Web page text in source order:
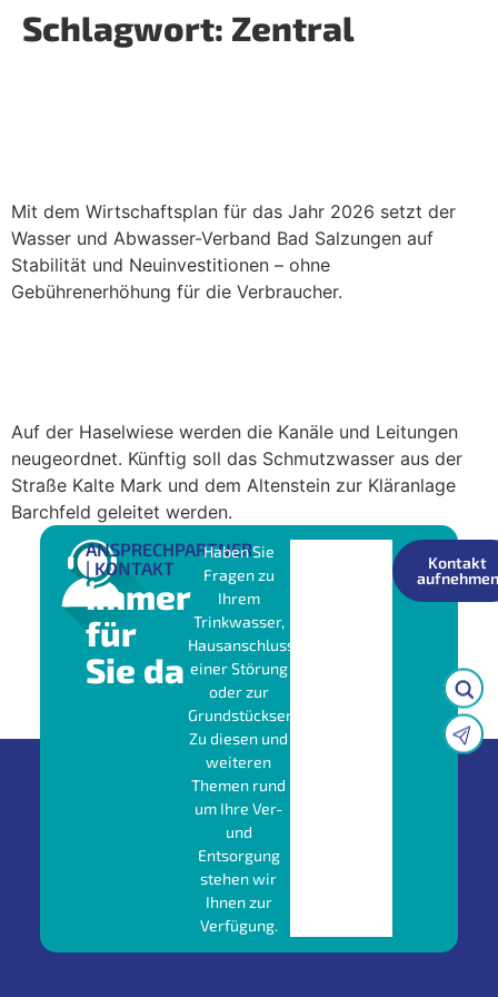
Schlagwort: Zentral
Mit dem Wirtschaftsplan für das Jahr 2026 setzt der
Wasser und Abwasser-Verband Bad Salzungen auf
Stabilität und Neuinvestitionen – ohne
Gebührenerhöhung für die Verbraucher.
Auf der Haselwiese werden die Kanäle und Leitungen
neugeordnet. Künftig soll das Schmutzwasser aus der
Straße Kalte Mark und dem Altenstein zur Kläranlage
Barchfeld geleitet werden.
ANSPRECHPARTNER
| KONTAKT
Immer
für
Sie da
Haben Sie
Fragen zu
Ihrem
Trinkwasser,
Hausanschluss,
einer Störung
oder zur
Grundstücksentwässerung?
Zu diesen und
weiteren
Themen rund
um Ihre Ver-
und
Entsorgung
stehen wir
Ihnen zur
Verfügung.
Kontakt
aufnehmen